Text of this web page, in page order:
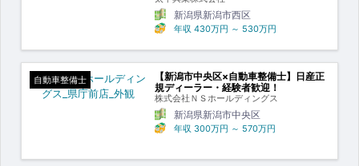
新潟県新潟市西区
年収 430万円 ～ 530万円
自動車整備士
【新潟市中央区×自動車整備士】日産正
規ディーラー・経験者歓迎！
株式会社ＮＳホールディングス
新潟県新潟市中央区
年収 300万円 ～ 570万円